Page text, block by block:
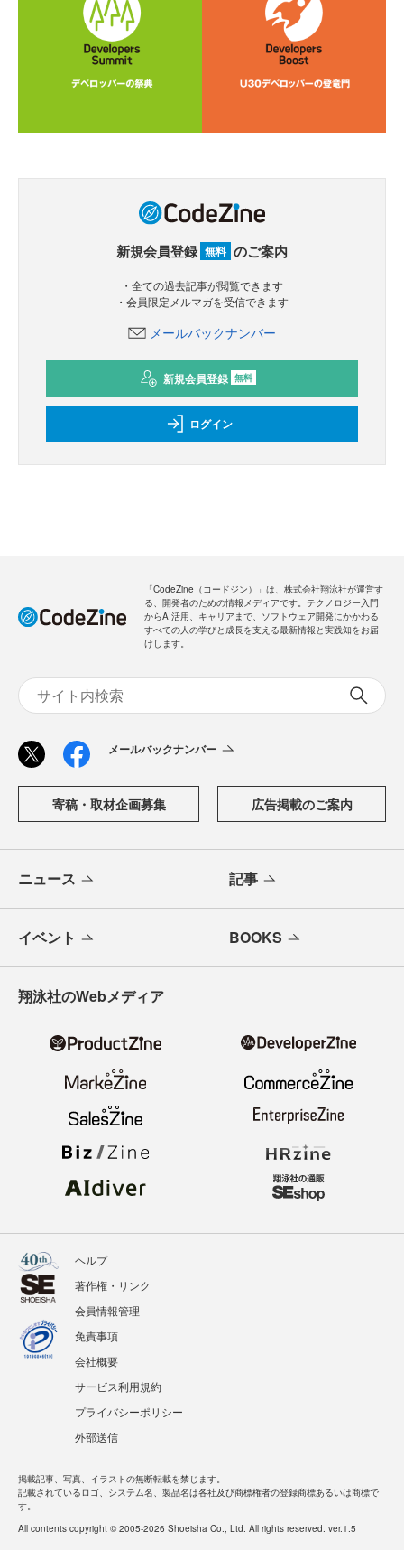
新規会員登録 無料 のご案内
・全ての過去記事が閲覧できます
・会員限定メルマガを受信できます
メールバックナンバー
新規会員登録 無料
ログイン
「CodeZine（コードジン）」は、株式会社翔泳社が運営す
る、開発者のための情報メディアです。テクノロジー入門
からAI活用、キャリアまで、ソフトウェア開発にかかわる
すべての人の学びと成長を支える最新情報と実践知をお届
けします。
メールバックナンバー
寄稿・取材企画募集 広告掲載のご案内
ニュース 記事
イベント BOOKS
翔泳社のWebメディア
ヘルプ
著作権・リンク
会員情報管理
免責事項
会社概要
サービス利用規約
プライバシーポリシー
外部送信
掲載記事、写真、イラストの無断転載を禁じます。
記載されているロゴ、システム名、製品名は各社及び商標権者の登録商標あるいは商標で
す。
All contents copyright © 2005-2026 Shoeisha Co., Ltd. All rights reserved. ver.1.5